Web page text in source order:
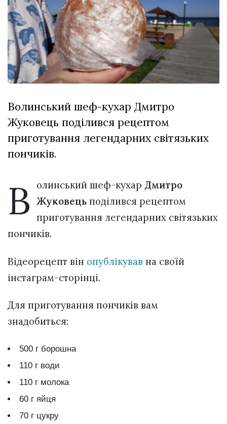
залишив у
Луцьку
три...
27 Липня 2026
749 переглядів
Всі розділи
Персона
Афіша
ZONE 18+
Волинський шеф-кухар Дмитро
Жуковець поділився рецептом
приготування легендарних світязьких
пончиків.
В олинський шеф-кухарДмитро
Жуковець поділився рецептом
приготування легендарних світязьких
пончиків.
Відеорецепт він опублікував на своїй
інстаграм-сторінці.
Для приготування пончиків вам
знадобиться:
500 г борошна
110 г води
110 г молока
60 г яйця
70 г цукру